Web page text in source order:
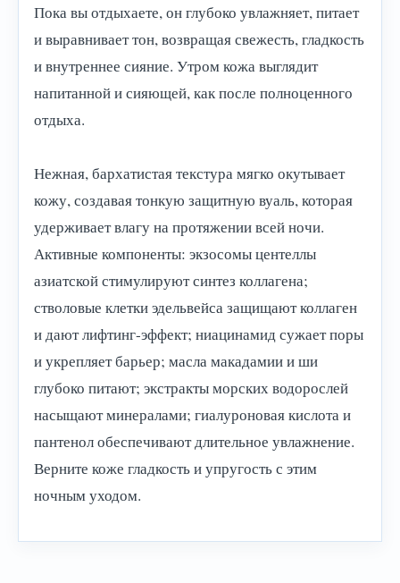
Пока вы отдыхаете, он глубоко увлажняет, питает
и выравнивает тон, возвращая свежесть, гладкость
и внутреннее сияние. Утром кожа выглядит
напитанной и сияющей, как после полноценного
отдыха.
Нежная, бархатистая текстура мягко окутывает
кожу, создавая тонкую защитную вуаль, которая
удерживает влагу на протяжении всей ночи.
Активные компоненты: экзосомы центеллы
азиатской стимулируют синтез коллагена;
стволовые клетки эдельвейса защищают коллаген
и дают лифтинг-эффект; ниацинамид сужает поры
и укрепляет барьер; масла макадамии и ши
глубоко питают; экстракты морских водорослей
насыщают минералами; гиалуроновая кислота и
пантенол обеспечивают длительное увлажнение.
Верните коже гладкость и упругость с этим
ночным уходом.